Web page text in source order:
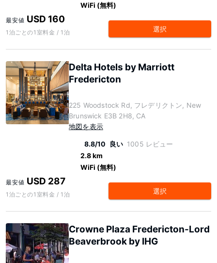
WiFi (無料)
最安値 USD 160
1泊ごとの1室料金 / 1泊 選択
Delta Hotels by Marriott
Fredericton
225 Woodstock Rd, フレデリクトン, New
Brunswick E3B 2H8, CA
地図を表示
8.8/10 良い 1005 レビュー
2.8 km
WiFi (無料)
最安値 USD 287
1泊ごとの1室料金 / 1泊 選択
Crowne Plaza Fredericton-Lord
Beaverbrook by IHG